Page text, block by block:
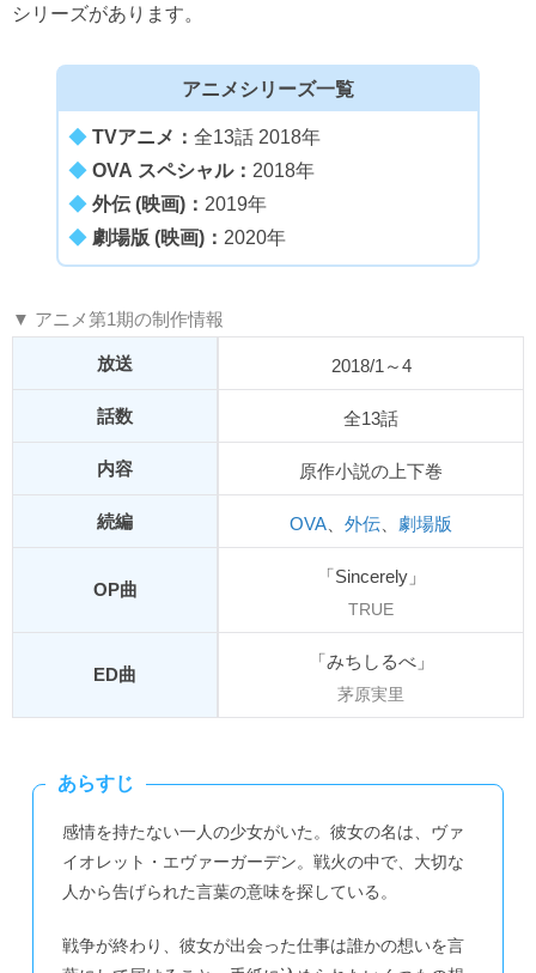
シリーズがあります。
アニメシリーズ一覧
◆ TVアニメ： 全13話 2018年
◆ OVA スペシャル： 2018年
◆ 外伝 (映画)： 2019年
◆ 劇場版 (映画)： 2020年
▼ アニメ第1期の制作情報
放送 2018/1～4
話数 全13話
内容 原作小説の上下巻
続編 OVA 外伝 劇場版
OP曲
「Sincerely」
TRUE
ED曲
「みちしるべ」
茅原実里
あらすじ
感情を持たない一人の少女がいた。彼女の名は、ヴァ
イオレット・エヴァーガーデン。戦火の中で、大切な
人から告げられた言葉の意味を探している。
戦争が終わり、彼女が出会った仕事は誰かの想いを言